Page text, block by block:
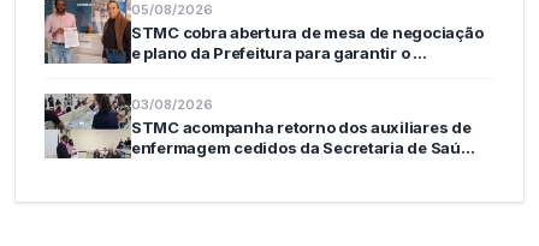
05/08/2026
STMC cobra abertura de mesa de negociação
e plano da Prefeitura para garantir o …
03/08/2026
STMC acompanha retorno dos auxiliares de
enfermagem cedidos da Secretaria de Saú…